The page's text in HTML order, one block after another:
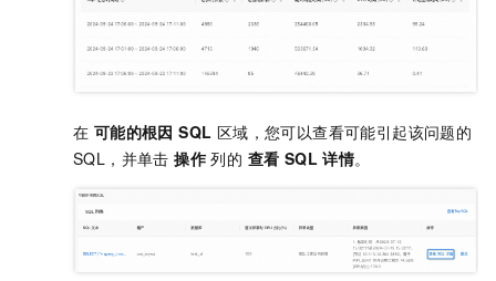
在 可能的根因 SQL 区域，您可以查看可能引起该问题的
SQL，并单击操作 列的 查看 SQL 详情。